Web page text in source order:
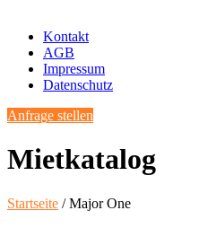
Kontakt
AGB
Impressum
Datenschutz
Anfrage stellen
Mietkatalog
Startseite / Major One